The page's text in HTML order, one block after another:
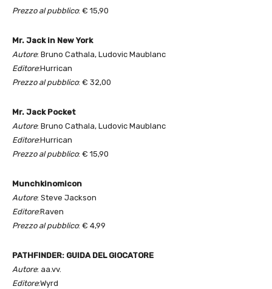
Prezzo al pubblico: € 15,90
Mr. Jack in New York
Autore: Bruno Cathala, Ludovic Maublanc
Editore:Hurrican
Prezzo al pubblico: € 32,00
Mr. Jack Pocket
Autore: Bruno Cathala, Ludovic Maublanc
Editore:Hurrican
Prezzo al pubblico: € 15,90
Munchkinomicon
Autore: Steve Jackson
Editore:Raven
Prezzo al pubblico: € 4,99
PATHFINDER: GUIDA DEL GIOCATORE
Autore: aa.vv.
Editore:Wyrd